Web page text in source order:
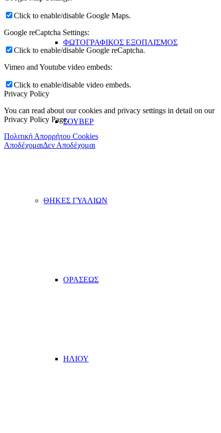
ΦΩΤΟΓΡΑΦΙΚΟΣ ΕΞΟΠΛΙΣΜΟΣ
ΣΟΥΒΕΡ
ΘΗΚΕΣ ΓΥΑΛΙΩΝ
ΟΡΑΣΕΩΣ
ΗΛΙΟΥ
Click to enable/disable Google Maps.
Google reCaptcha Settings:
Click to enable/disable Google reCaptcha.
Vimeo and Youtube video embeds:
Click to enable/disable video embeds.
Privacy Policy
You can read about our cookies and privacy settings in detail on our
Privacy Policy Page.
Πολιτική Απορρήτου Cookies
ΑποδέχομαιΔεν Αποδέχομαι